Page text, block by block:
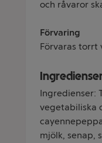
och råvaror
Förvaring
Förvaras
Ingredienser:
vegetabiliska
mjölk, senap,